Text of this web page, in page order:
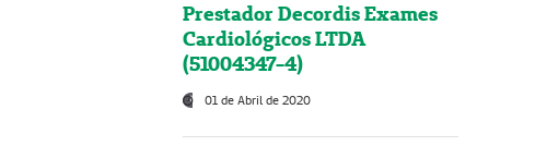
Prestador Decordis Exames
Cardiológicos LTDA
(51004347-4)
01 de Abril de 2020